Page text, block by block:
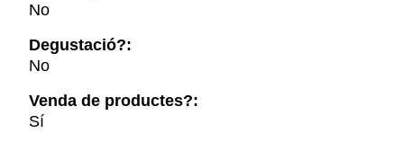
No
Degustació?:
No
Venda de productes?:
Sí